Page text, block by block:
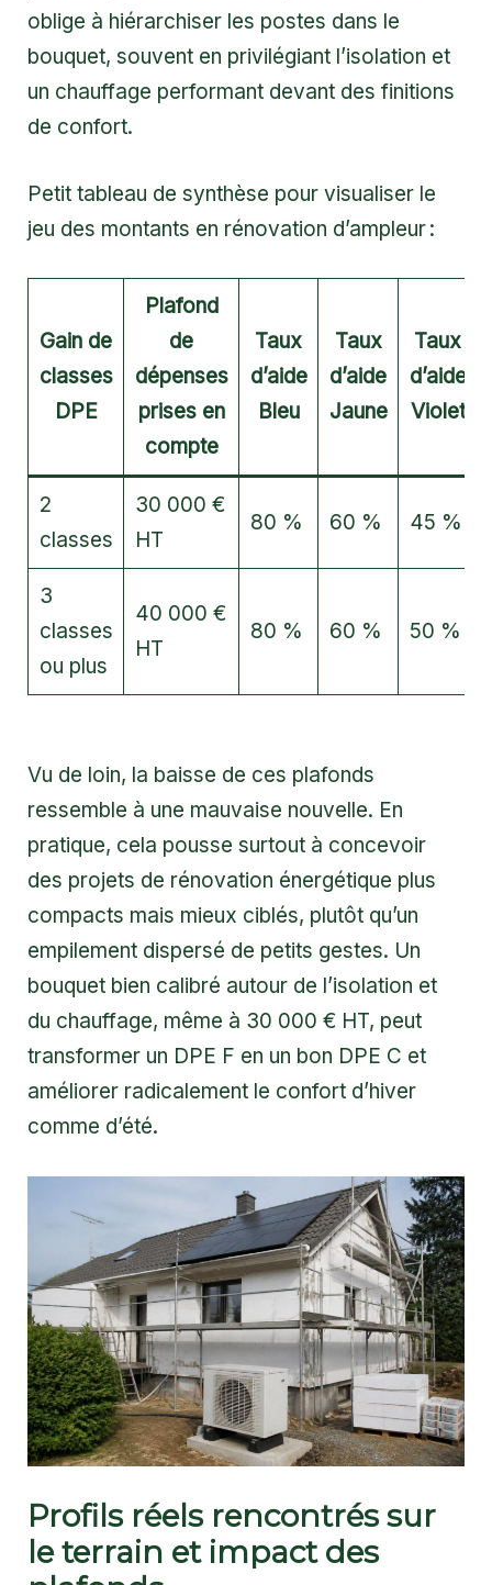
oblige à hiérarchiser les postes dans le
bouquet, souvent en privilégiant l’isolation et
un chauffage performant devant des finitions
de confort.
Petit tableau de synthèse pour visualiser le
jeu des montants en rénovation d’ampleur :
Gain de
classes
DPE
Plafond
de
dépenses
prises en
compte
Taux
d’aide
Bleu
Taux
d’aide
Jaune
Taux
d’aide
Violet
2
classes
30 000 €
HT
80 % 60 % 45 %
3
classes
ou plus
40 000 €
HT
80 % 60 % 50 %
Vu de loin, la baisse de ces plafonds
ressemble à une mauvaise nouvelle. En
pratique, cela pousse surtout à concevoir
des projets de rénovation énergétique plus
compacts mais mieux ciblés, plutôt qu’un
empilement dispersé de petits gestes. Un
bouquet bien calibré autour de l’isolation et
du chauffage, même à 30 000 € HT, peut
transformer un DPE F en un bon DPE C et
améliorer radicalement le confort d’hiver
comme d’été.
Profils réels rencontrés sur
le terrain et impact des